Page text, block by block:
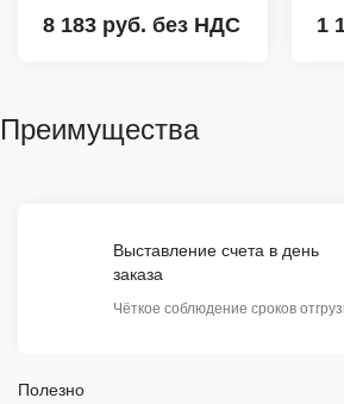
8 183 руб. без НДС 1
Преимущества
Выставление счета в день
заказа
Чёткое соблюдение сроков
Полезно